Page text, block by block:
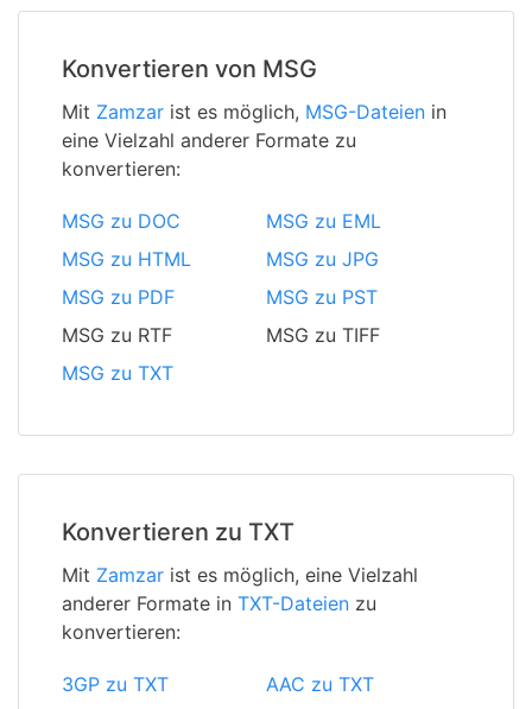
Konvertieren von MSG
Mit Zamzar ist es möglich, MSG-Dateien in
eine Vielzahl anderer Formate zu
konvertieren:
MSG zu DOC
MSG zu EML
MSG zu HTML
MSG zu JPG
MSG zu PDF
MSG zu PST
MSG zu RTF
MSG zu TIFF
MSG zu TXT
Konvertieren zu TXT
Mit Zamzar ist es möglich, eine Vielzahl
anderer Formate in TXT-Dateien zu
konvertieren:
3GP zu TXT
AAC zu TXT